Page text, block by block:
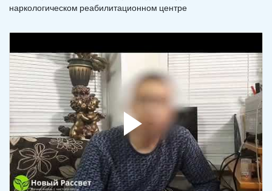
наркологическом реабилитационном центре